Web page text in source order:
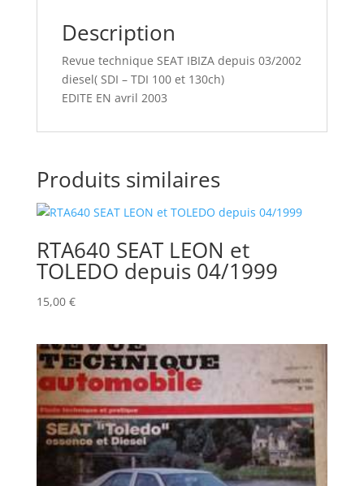
Description
Revue technique SEAT IBIZA depuis 03/2002
diesel( SDI – TDI 100 et 130ch)
EDITE EN avril 2003
Produits similaires
RTA640 SEAT LEON et
TOLEDO depuis 04/1999
15,00 €